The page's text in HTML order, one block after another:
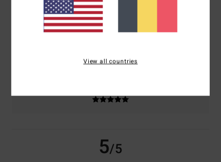
5.0
5/5
View all countries